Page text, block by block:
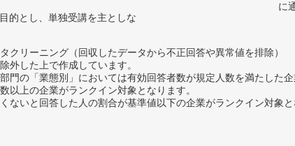
的とし、単独受講を主としな
に
リーニング（回収したデータから不正回答や異常値を排除）
外した上で作成しています。
門の「業態別」においては有効回答者数が規定人数を満たした
以上の企業がランクイン対象となります。
いと回答した人の割合が基準値以下の企業がランクイン対象と